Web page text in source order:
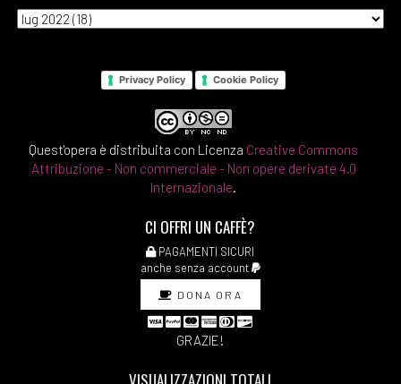
Privacy Policy Cookie Policy
Quest'opera è distribuita con Licenza Creative Commons
Attribuzione - Non commerciale - Non opere derivate 4.0
Internazionale.
CI OFFRI UN CAFFÈ?
PAGAMENTI SICURI
anche senza account
DONA ORA
GRAZIE!